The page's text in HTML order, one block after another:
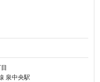
泉中央駅